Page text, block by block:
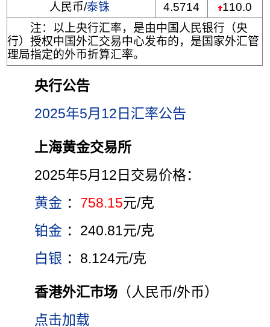
人民币/泰铢 4.5714
110.0
注：以上央行汇率，是由中国人民银行（央
行）授权中国外汇交易中心发布的，是国家外汇管
理局指定的外币折算汇率。
央行公告
2025年5月12日汇率公告
上海黄金交易所
2025年5月12日交易价格：
黄金 ： 758.15元/克
铂金 ：240.81元/克
白银 ：8.124元/克
香港外汇市场 （人民币/外币）
点击加载